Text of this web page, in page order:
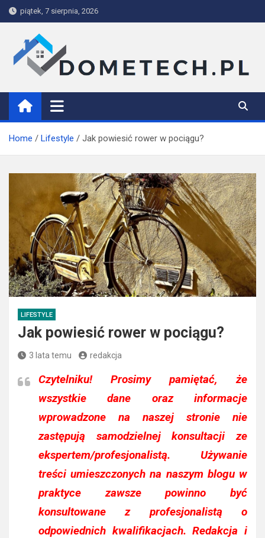
Skip
to
piątek, 7 sierpnia, 2026
Dometech
Home Lifestyle Jak powiesić rower w pociągu?
LIFESTYLE
Jak powiesić rower w pociągu?
3 lata temu redakcja
Czytelniku!Prosimy pamiętać, że
wszystkie dane oraz informacje
wprowadzone na naszej stronie nie
zastępują samodzielnej konsultacji ze
ekspertem/profesjonalistą. Używanie
treści umieszczonych na naszym blogu w
praktyce zawsze powinno być
konsultowane z profesjonalistą o
odpowiednich kwalifikacjach. Redakcja i